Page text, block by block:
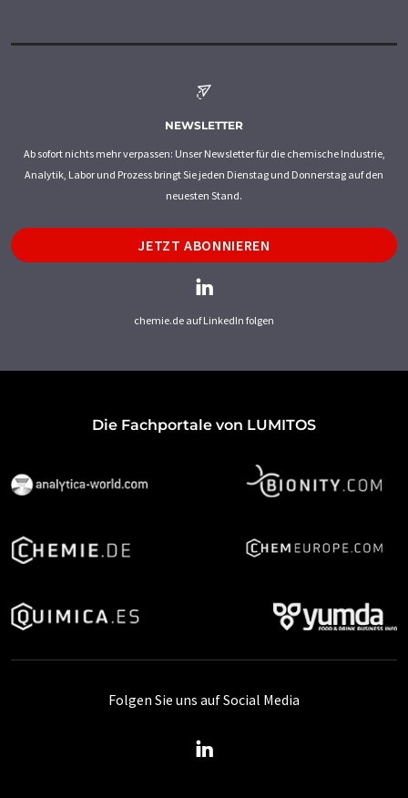
NEWSLETTER
Ab sofort nichts mehr verpassen: Unser Newsletter für die chemische Industrie,
Analytik, Labor und Prozess bringt Sie jeden Dienstag und Donnerstag auf den
neuesten Stand.
JETZT ABONNIEREN
chemie.de auf LinkedIn folgen
Die Fachportale von LUMITOS
Folgen Sie uns auf Social Media